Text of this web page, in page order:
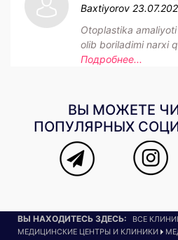
Baxtiyorov
Otoplastika
olib boriladimi narxi
Подробнее...
ВЫ МОЖЕТЕ
ПОПУЛЯРНЫХ
ВЫ НАХОДИТЕСЬ ЗДЕСЬ:
ВСЕ
МЕДИЦИНСКИЕ ЦЕНТРЫ И КЛИНИКИ